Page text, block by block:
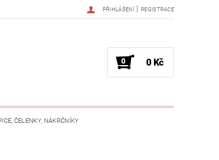
PŘIHLÁŠENÍ | REGISTRACE
0 0 Kč
ČELENKY, NÁKRČNÍKY